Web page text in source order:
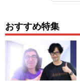
おすすめ特集